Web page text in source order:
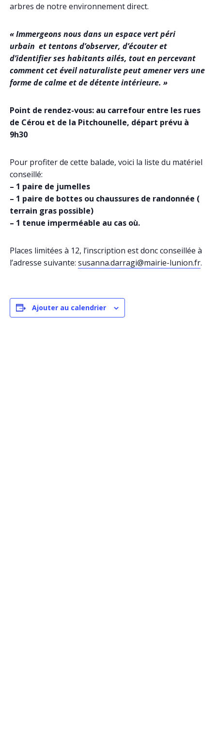
arbres de notre environnement direct.
« Immergeons nous dans un espace vert péri
urbain et tentons d’observer, d’écouter et
d’identifier ses habitants ailés, tout en percevant
comment cetéveil naturaliste peut amener vers une
forme de calme et de détenteintérieure. »
Point de rendez-vous: au carrefour entre les rues
de Cérou et de la Pitchounelle, départ prévu à
9h30
Pour profiter de cette balade, voici la liste du matériel
conseillé:
– 1 paire de jumelles
– 1 paire de bottes ou chaussures de randonnée (
terrain gras possible)
– 1 tenue imperméable au cas où.
Places limitées à 12, l’inscription est donc conseillée à
l’adresse suivante: susanna.darragi@mairie-lunion.fr.
Ajouter au calendrier